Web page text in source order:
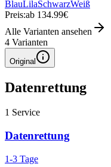
BlauLilaSchwarzWeiß
Preis:ab 134.99€
Alle Varianten ansehen
4 Varianten
Original
Datenrettung
1 Service
Datenrettung
1-3 Tage